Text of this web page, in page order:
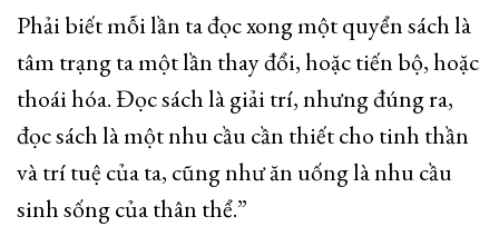
Phải biết mỗi lần ta đọc xong một quyển sách là
tâm trạng ta một lần thay đổi, hoặc tiến bộ, hoặc
thoái hóa. Đọc sách là giải trí, nhưng đúng ra,
đọc sách là một nhu cầu cần thiết cho tinh thần
và trí tuệ của ta, cũng như ăn uống là nhu cầu
sinh sống của thân thể.”